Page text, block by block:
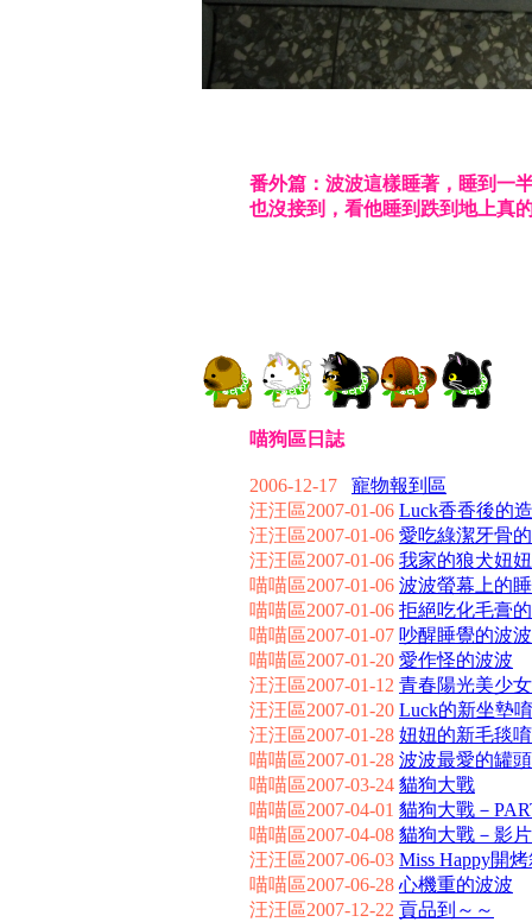
番外篇：波波這樣睡著，睡到一
也沒接到，看他睡到跌到地上真
喵狗區日誌
2006-12-17
寵物報到區
汪汪區2007-01-06 Luck香香後的
汪汪區2007-01-06 愛吃綠潔牙骨
汪汪區2007-01-06 我家的狼犬妞妞
喵喵區2007-01-06 波波螢幕上的
喵喵區2007-01-06 拒絕吃化毛膏
喵喵區2007-01-07 吵醒睡覺的波波
喵喵區2007-01-20 愛作怪的波波
汪汪區2007-01-12 青春陽光美少
汪汪區2007-01-20 Luck的新坐墊唷
汪汪區2007-01-28 妞妞的新毛毯唷
喵喵區2007-01-28 波波最愛的罐
喵喵區2007-03-24 貓狗大戰
喵喵區2007-04-01 貓狗大戰－
喵喵區2007-04-08 貓狗大戰－影
汪汪區2007-06-03 Miss Happy開
喵喵區2007-06-28 心機重的波波
汪汪區2007-12-22 貢品到～～